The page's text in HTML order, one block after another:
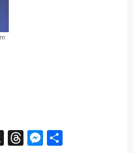
X Threads
Messenger
Share